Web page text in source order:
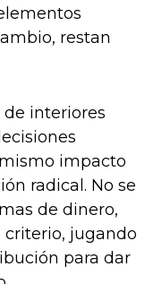
restan
de interiores
impacto
radical. No se
de dinero,
criterio, jugando
para dar